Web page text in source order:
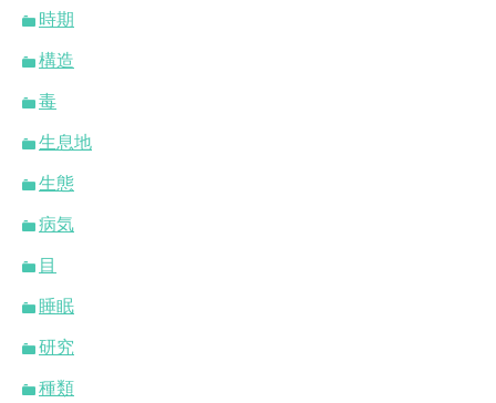
時期
構造
毒
生息地
生態
病気
目
睡眠
研究
種類